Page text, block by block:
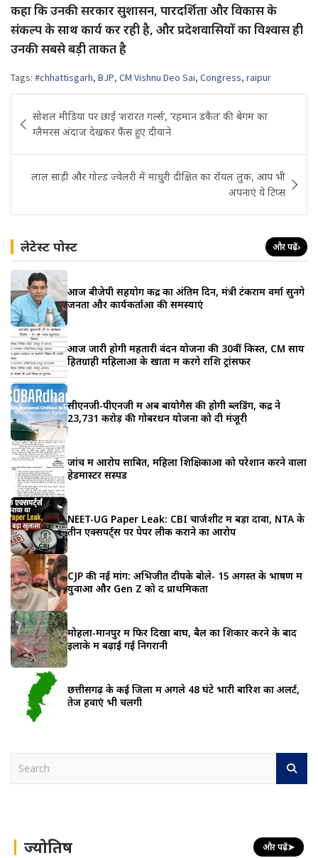
कहा कि उनकी सरकार सुशासन, पारदर्शिता और विकास के
संकल्प के साथ कार्य कर रही है, और प्रदेशवासियों का विश्वास ही
उनकी सबसे बड़ी ताकत है
Tags: #chhattisgarh, BJP, CM Vishnu Deo Sai, Congress, raipur
navigation
सोशल मीडिया पर छाईं ‘शरारत गर्ल्स’, ‘रहमान डकैत’ की बेगम का
ग्लैमरस अंदाज देखकर फैंस हुए दीवाने
लाल साड़ी और गोल्ड ज्वेलरी में माधुरी दीक्षित का रॉयल लुक, आप भी
अपनाएं ये टिप्स
लेटेस्ट पोस्ट और पढ़ें›
आज बीजेपी सहयोग केंद्र का अंतिम दिन, मंत्री टंकराम वर्मा सुनेंगे
जनता और कार्यकर्ताओं की समस्याएं
आज जारी होगी महतारी वंदन योजना की 30वीं किस्त, CM साय
हितग्राही महिलाओं के खातों में करेंगे राशि ट्रांसफर
सीएनजी-पीएनजी में अब बायोगैस की होगी ब्लेंडिंग, केंद्र ने
23,731 करोड़ की गोबरधन योजना को दी मंजूरी
जांच में आरोप साबित, महिला शिक्षिकाओं को परेशान करने वाला
हेडमास्टर सस्पेंड
NEET-UG Paper Leak: CBI चार्जशीट में बड़ा दावा, NTA के
तीन एक्सपर्ट्स पर पेपर लीक कराने का आरोप
CJP की नई मांग: अभिजीत दीपके बोले- 15 अगस्त के भाषण में
युवाओं और Gen Z को दें प्राथमिकता
मोहला-मानपुर में फिर दिखा बाघ, बैल का शिकार करने के बाद
इलाके में बढ़ाई गई निगरानी
छत्तीसगढ़ के कई जिलों में अगले 48 घंटे भारी बारिश का अलर्ट,
तेज हवाएं भी चलेंगी
h ज्योतिष और पढ़ें➤